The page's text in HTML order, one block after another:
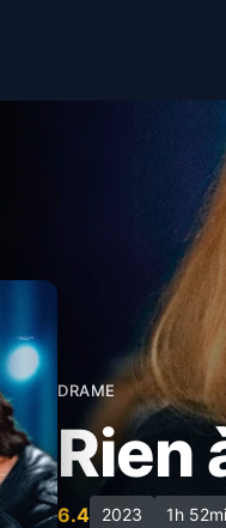
DRAME
Rien
6.4 2023 1h